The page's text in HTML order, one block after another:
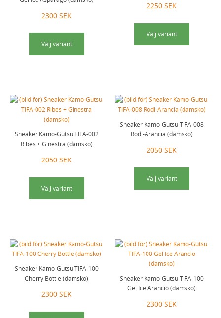
2300 SEK
Välj variant
2250 SEK
Välj variant
Sneaker Kamo-Gutsu TIFA-002
Ribes + Ginestra (damsko)
2050 SEK
Välj variant
Sneaker Kamo-Gutsu TIFA-008
Rodi-Arancia (damsko)
2050 SEK
Välj variant
Sneaker Kamo-Gutsu TIFA-100
Cherry Bottle (damsko)
2300 SEK
Sneaker Kamo-Gutsu TIFA-100
Gel Ice Arancio (damsko)
2300 SEK